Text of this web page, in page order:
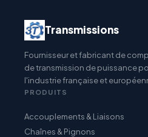
Transmissions
Fournisseur et fabricant de
de transmission de puissance
l'industrie française et
PRODUITS
Accouplements & Liaisons
Chaînes & Pignons